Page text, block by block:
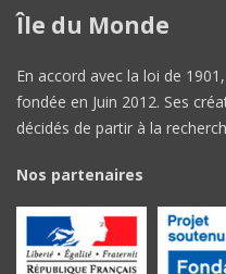
Île du Monde
En accord avec la loi de
fondée en Juin 2012. Ses
décidés de partir à la
Nos partenaires